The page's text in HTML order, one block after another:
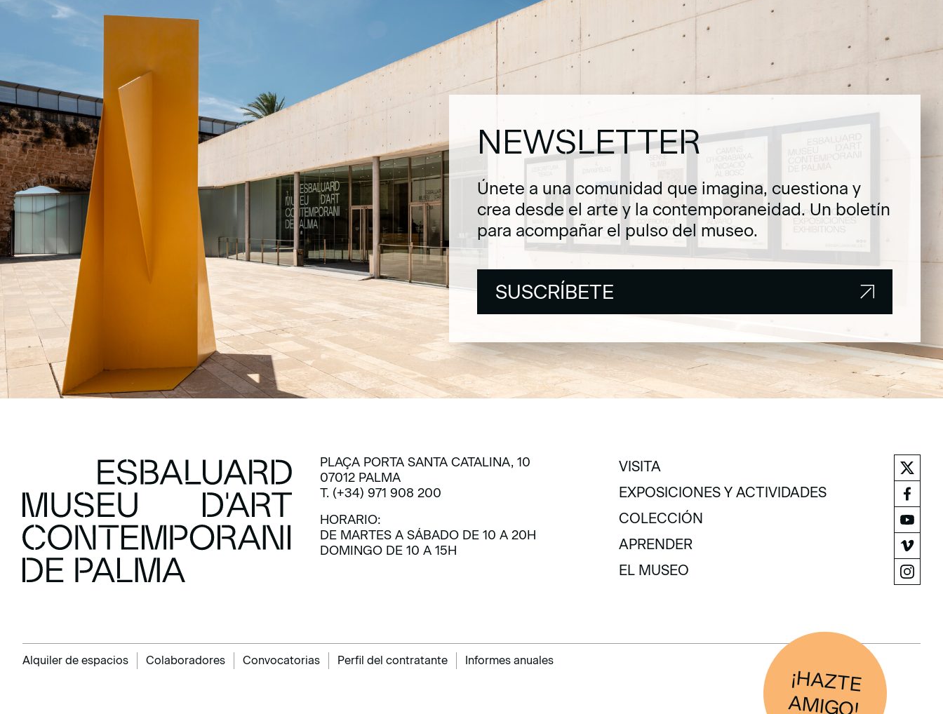
NEWSLETTER
Únete a una comunidad que imagina, cuestiona y
crea desde el arte y la contemporaneidad. Un boletín
para acompañar el pulso del museo.
SUSCRÍBETE
PLAÇA PORTA SANTA CATALINA, 10
07012 PALMA
T. (+34) 971 908 200
HORARIO:
DE MARTES A SÁBADO DE 10 A 20H
DOMINGO DE 10 A 15H
VISITA
VISITA
EXPOSICIONES Y ACTIVIDADES
EXPOSICIONES Y ACTIVIDADES
COLECCIÓN
COLECCIÓN
APRENDER
APRENDER
EL MUSEO
Alquiler de espacios Colaboradores Convocatorias Perfil del contratante Informes anuales
¡H
AZTE
AM
IG
O
!